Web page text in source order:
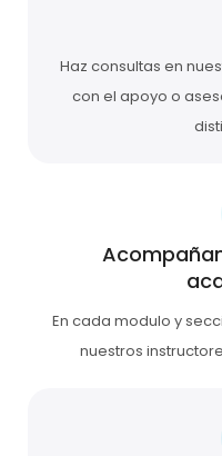
En cada modulo y
nuestros
Haz consultas en
con el apoyo o